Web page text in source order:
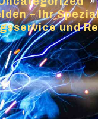
– Ihr
und